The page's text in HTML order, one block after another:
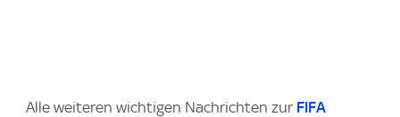
Alle weiteren wichtigen Nachrichten zur FIFA